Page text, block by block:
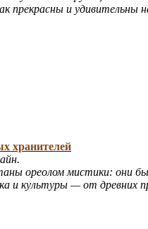
прекрасны и удивительны
хранителей
ореолом мистики: они
и культуры — от древних